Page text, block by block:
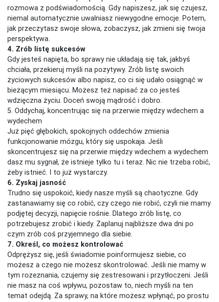
rozmowa z podświadomością. Gdy napiszesz, jak się czujesz,
niemal automatycznie uwalniasz niewygodne emocje. Potem,
jak przeczytasz swoje słowa, zobaczysz, jak zmieni się twoja
perspektywa.
4. Zrób listę sukcesów
Gdy jesteś napięta, bo sprawy nie układają się tak, jakbyś
chciała, przekieruj myśli na pozytywy. Zrób listę swoich
życiowych sukcesów albo napisz, co ci się udało osiągnąć w
bieżącym miesiącu. Możesz też napisać za co jesteś
wdzięczna życiu. Doceń swoją mądrość i dobro.
5. Oddychaj, koncentrując się na przerwie między wdechem a
wydechem
Już pięć głębokich, spokojnych oddechów zmienia
funkcjonowanie mózgu, który się uspokaja. Jeśli
skoncentrujesz się na przerwie między wdechem a wydechem
dasz mu sygnał, że istnieje tylko tu i teraz. Nic nie trzeba robić,
żeby istnieć. I to już wystarczy.
6. Zyskaj jasność
Trudno się uspokoić, kiedy nasze myśli są chaotyczne. Gdy
zastanawiamy się co robić, czy czego nie robić, czyli nie mamy
podjętej decyzji, napięcie rośnie. Dlatego zrób listę, co
potrzebujesz zrobić i kiedy. Zaplanuj najbliższe dwa dni po
czym zrób coś przyjemnego dla siebie.
7. Określ, co możesz kontrolować
Odprężysz się, jeśli świadomie poinformujesz siebie, co
możesz a czego nie możesz skontrolować. Jeśli nie mamy w
tym rozeznania, czujemy się zestresowani i przytłoczeni. Jeśli
nie masz na coś wpływu, pozostaw to, niech myśli na ten
temat odejdą. Za sprawy, na które możesz wpłynąć, po prostu